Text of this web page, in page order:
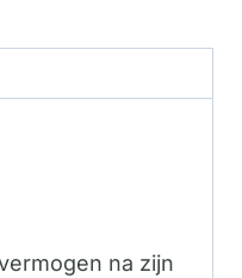
na zijn